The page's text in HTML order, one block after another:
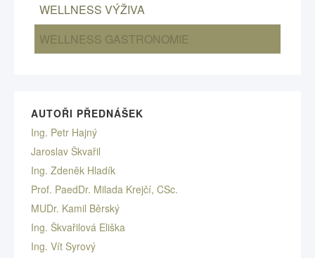
WELLNESS VÝŽIVA
WELLNESS GASTRONOMIE
AUTOŘI PŘEDNÁŠEK
Ing. Petr Hajný
Jaroslav Škvařil
Ing. Zdeněk Hladík
Prof. PaedDr. Milada Krejčí, CSc.
MUDr. Kamil Běrský
Ing. Škvařilová Eliška
Ing. Vít Syrový